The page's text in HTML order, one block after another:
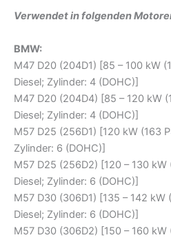
Verwendet in folgenden
BMW:
M47 D20 (204D1) [85 – 100 kW
Diesel; Zylinder: 4 (DOHC)]
M47 D20 (204D4) [85 – 120 kW
Diesel; Zylinder: 4 (DOHC)]
M57 D25 (256D1) [120 kW (163
Zylinder: 6 (DOHC)]
M57 D25 (256D2) [120 – 130 kW
Diesel; Zylinder: 6 (DOHC)]
M57 D30 (306D1) [135 – 142 kW
Diesel; Zylinder: 6 (DOHC)]
M57 D30 (306D2) [150 – 160